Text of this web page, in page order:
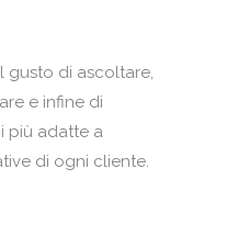
gusto di ascoltare,
e infine di
più adatte a
di ogni cliente.